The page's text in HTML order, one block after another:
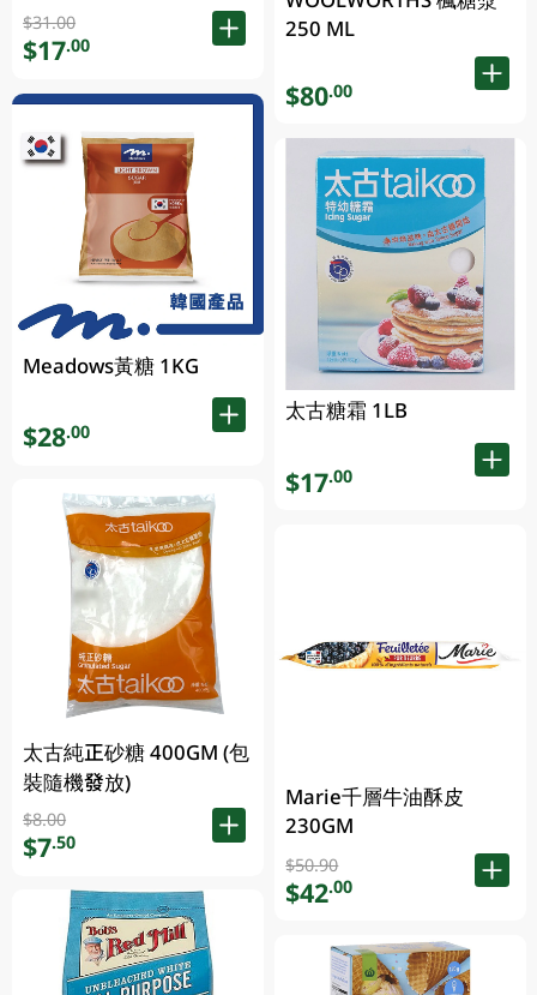
$31.00
$17.00
Meadows黃糖 1KG
$28.00
太古純正砂糖 400GM (包
裝隨機發放)
$8.00
$7.50
250 ML
$80.00
太古糖霜 1LB
$17.00
Marie千層牛油酥皮
230GM
$50.90
$42.00